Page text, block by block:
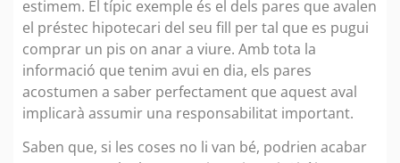
estimem. El típic exemple és el dels pares que avalen
el préstec hipotecari del seu fill per tal que es pugui
comprar un pis on anar a viure. Amb tota la
informació que tenim avui en dia, els pares
acostumen a saber perfectament que aquest aval
implicarà assumir una responsabilitat important.
Saben que, si les coses no li van bé, podrien acabar